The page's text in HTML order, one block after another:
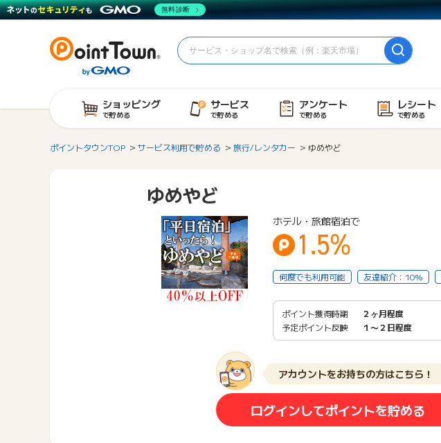
ショッピング
で貯める
サービス
で貯める
アンケート
で貯める
レシート
で貯める
ポイントタウンTOP サービス利用で貯める 旅行/レンタカー ゆめやど
ゆめやど
ホテル・旅館宿泊で
1.5%
何度でも利用可能 友達紹介：10%
ポイント獲得時期
２ヶ月程度
予定ポイント反映
１〜２日程度
アカウントをお持ちの方はこちら！
ログインしてポイントを貯める
無料診断